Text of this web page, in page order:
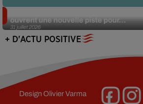
31 juillet 2026
ouvrent une nouvelle piste pour...
+ D'ACTU POSITIVE
DesignOlivier Varma